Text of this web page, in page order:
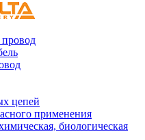
цепей
применения
биологическая